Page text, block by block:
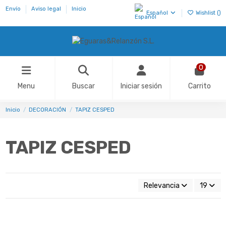
Envío Aviso legal Inicio
Español Wishlist ()
Menu Buscar Iniciar sesión
0
Carrito
Inicio DECORACIÓN TAPIZ CESPED
TAPIZ CESPED
Relevancia 19